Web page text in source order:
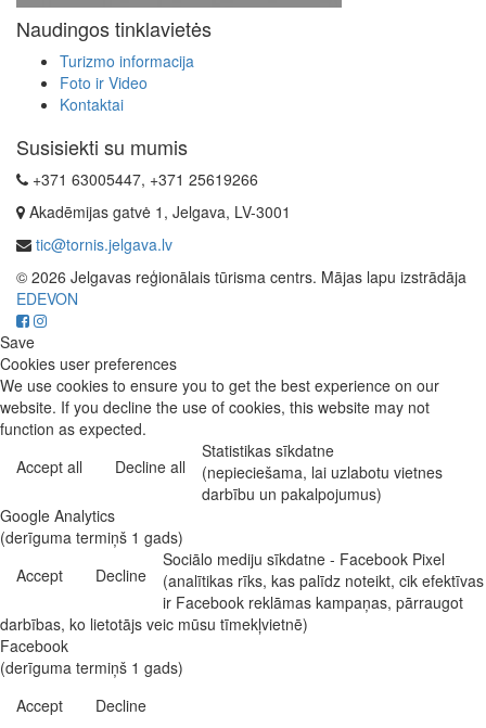
Naudingos tinklavietės
Turizmo informacija
Foto ir Video
Kontaktai
Susisiekti su mumis
+371 63005447, +371 25619266
Akadēmijas gatvė 1, Jelgava, LV-3001
tic@tornis.jelgava.lv
© 2026 Jelgavas reģionālais tūrisma centrs. Mājas lapu izstrādāja
EDEVON
Save
Cookies user preferences
We use cookies to ensure you to get the best experience on our
website. If you decline the use of cookies, this website may not
function as expected.
Accept all
Decline all
Statistikas sīkdatne
(nepieciešama, lai uzlabotu vietnes
darbību un pakalpojumus)
Google Analytics
(derīguma termiņš 1 gads)
Accept
Decline
Sociālo mediju sīkdatne - Facebook Pixel
(analītikas rīks, kas palīdz noteikt, cik efektīvas
ir Facebook reklāmas kampaņas, pārraugot
darbības, ko lietotājs veic mūsu tīmekļvietnē)
Facebook
(derīguma termiņš 1 gads)
Accept
Decline